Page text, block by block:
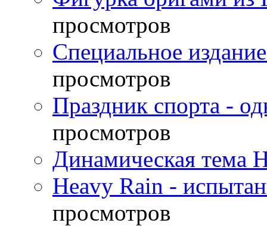
просмотров
Специальное
просмотров
Праздник спорта -
просмотров
Динамическая тема
Heavy Rain -
просмотров